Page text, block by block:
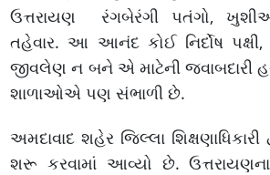
ઉત્તરાયણ રંગબેરંગી પતંગો,
તહેવાર. આ આનંદ કોઈ નિર્દોષ
જીવલેણ ન બને એ માટેની જવાબદારી
શાળાઓએ પણ સંભાળી છે.
અમદાવાદ શહેર જિલ્લા શિક્ષણાધિકારી
શરૂ કરવામાં આવ્યો છે.